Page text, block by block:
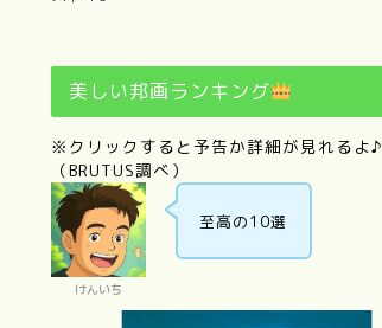
美しい邦画ランキング
※クリックすると予告か詳細が見れるよ♪
（BRUTUS調べ）
けんいち
至高の10選